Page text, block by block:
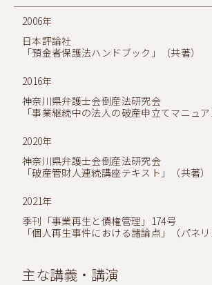
2006年
日本評論社
「預金者保護法ハンドブック」（共著）
2016年
神奈川県弁護士会倒産法研究会
「事業継続中の法人の破産申立てマニュア
2020年
神奈川県弁護士会倒産法研究会
「破産管財人連続講座テキスト」（共著）
2021年
季刊「事業再生と債権管理」174号
「個人再生事件における諸論点」（パネリ
主な講義・講演